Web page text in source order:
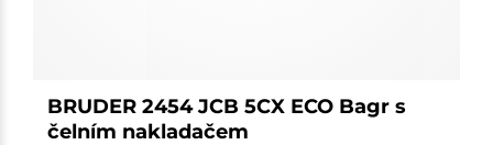
BRUDER 2454 JCB 5CX ECO Bagr s
čelním nakladačem